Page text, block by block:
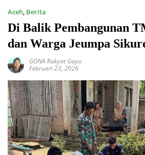
Aceh, Berita
Di Balik Pembangunan
dan Warga Jeumpa
GONA Rakyat Gayo
Februari 23, 2026